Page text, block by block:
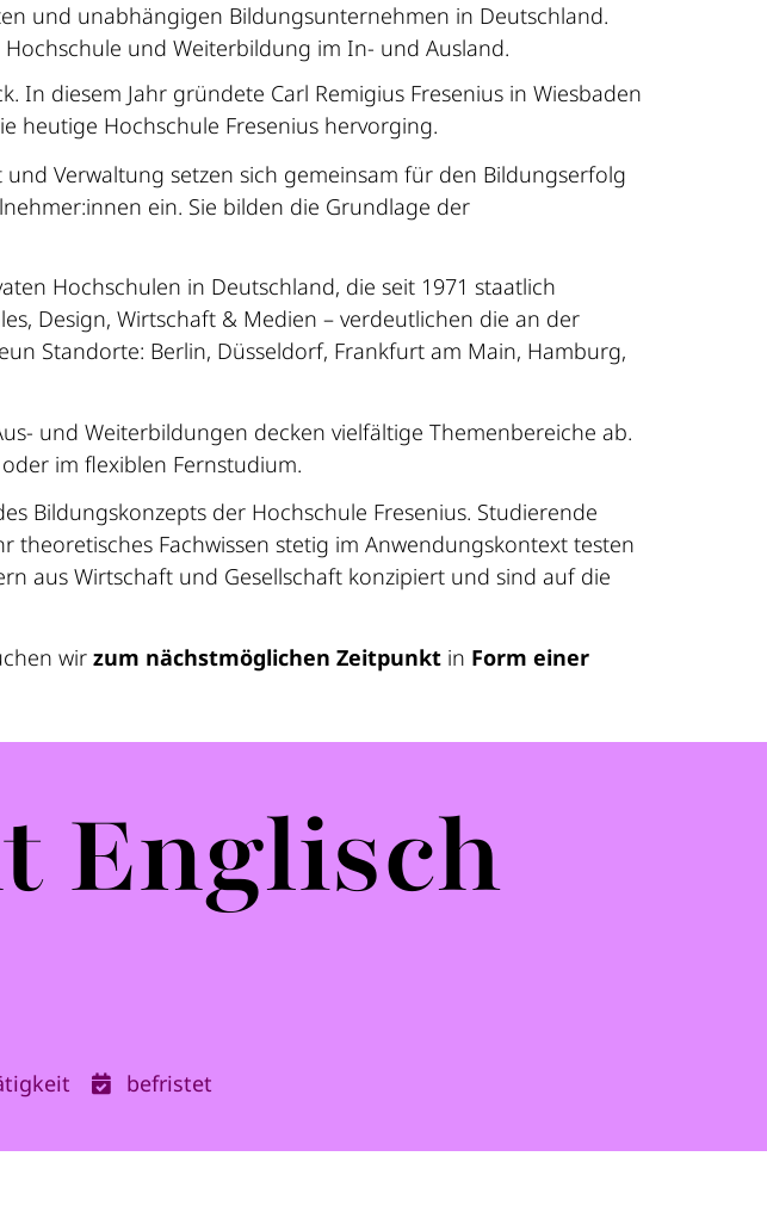
Englisch
befristet
und unabhängigen Bildungsunternehmen in Deutschland.
und Weiterbildung im In- und Ausland.
In diesem Jahr gründete Carl Remigius Fresenius in Wiesbaden
heutige Hochschule Fresenius hervorging.
Verwaltung setzen sich gemeinsam für den Bildungserfolg
ein. Sie bilden die Grundlage der
Hochschulen in Deutschland, die seit 1971 staatlich
Design, Wirtschaft & Medien – verdeutlichen die an der
Standorte: Berlin, Düsseldorf, Frankfurt am Main, Hamburg,
und Weiterbildungen decken vielfältige Themenbereiche ab.
im flexiblen Fernstudium.
Bildungskonzepts der Hochschule Fresenius. Studierende
Fachwissen stetig im Anwendungskontext testen
aus Wirtschaft und Gesellschaft konzipiert und sind auf die
wir zum nächstmöglichen Zeitpunkt in Form einer